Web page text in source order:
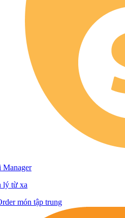
Manager
lý từ xa
món tập trung